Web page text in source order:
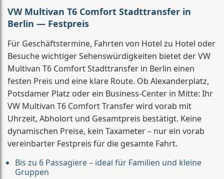
VW Multivan T6 Comfort Stadttransfer in
Berlin — Festpreis
Für Geschäftstermine, Fahrten von Hotel zu Hotel oder
Besuche wichtiger Sehenswürdigkeiten bietet der VW
Multivan T6 Comfort Stadttransfer in Berlin einen
festen Preis und eine klare Route. Ob Alexanderplatz,
Potsdamer Platz oder ein Business-Center in Mitte: Ihr
VW Multivan T6 Comfort Transfer wird vorab mit
Uhrzeit, Abholort und Gesamtpreis bestätigt. Keine
dynamischen Preise, kein Taxameter – nur ein vorab
vereinbarter Festpreis für die gesamte Fahrt.
Bis zu 6 Passagiere – ideal für Familien und kleine
Gruppen